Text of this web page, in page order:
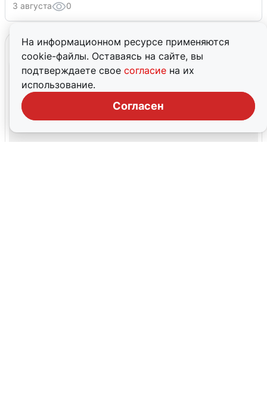
На информационном ресурсе применяются
cookie-файлы. Оставаясь на сайте, вы
подтверждаете свое согласие на их
использование.
Согласен
3 августа 0